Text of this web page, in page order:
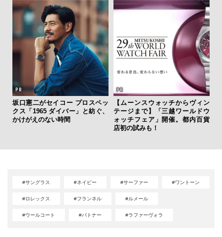
坂口憲二がセイコー プロスペッ
クス「1965 ダイバー」と紡ぐ、
かけがえのない時間
【ムーンスウォッチからヴィン
テージまで】「三越ワールドウ
ォッチフェア」開催。都内百貨
店初の試みも！
#サングラス #ネイビー #サーファー #ワントーン
#ロレックス #フランネル #ルメール
#ウールコート #バトナー #ラファーヴォラ